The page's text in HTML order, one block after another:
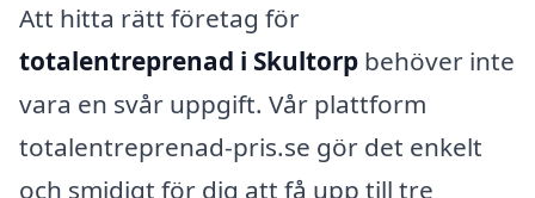
Att hitta rätt företag för
totalentreprenad i Skultorp behöver inte
vara en svår uppgift. Vår plattform
totalentreprenad-pris.se gör det enkelt
och smidigt för dig att få upp till tre